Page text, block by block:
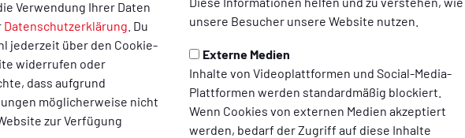
Verwendung Ihrer Daten
Datenschutzerklärung . Du
jederzeit über den Cookie-
widerrufen oder
dass aufgrund
möglicherweise nicht
zur Verfügung
unsere Besucher unsere Website nutzen.
Externe Medien
Inhalte von Videoplattformen und Social-Media-
Plattformen werden standardmäßig blockiert.
Wenn Cookies von externen Medien akzeptiert
werden, bedarf der Zugriff auf diese Inhalte
(jeden Mittwoch um 18 Uhr auf dem Sportplatz im Hemkestadion) unter der
mindestens 8 lange Läufe zwischen 30 – 36 km an den Wochenenden.
einem historisch denkwürdigen Marathon Weltrekord der kenianischen Läuferin
haben. Damit unterbot sie die bisherige Bestmarke der Frauen von der Kenianerin
von 2:14:04 gelaufen war, um 2:11 Minuten. Auch der 5. Sieg in Berlin von
in die Geschichtsbücher wie der sensationelle deutsche Rekord von Amanal